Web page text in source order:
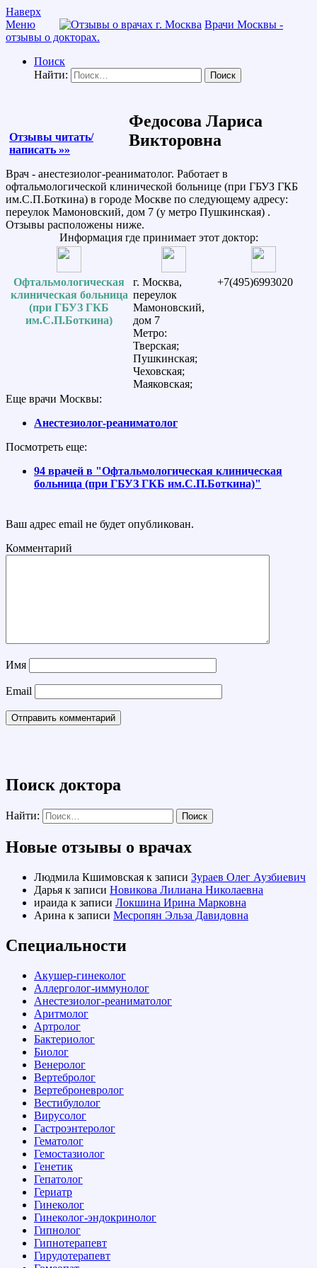
Наверх
Меню
Врачи Москвы -
отзывы о докторах.
Поиск
Найти:
Отзывы читать/
написать »»
Федосова Лариса
Викторовна
Врач - анестезиолог-реаниматолог. Работает в
офтальмологической клинической больнице (при ГБУЗ ГКБ
им.С.П.Боткина) в городе Москве по следующему адресу:
переулок Мамоновский, дом 7 (у метро Пушкинская) .
Отзывы расположены ниже.
Информация где принимает этот доктор:
Офтальмологическая
клиническая больница
(при ГБУЗ ГКБ
им.С.П.Боткина)
г. Москва,
переулок
Мамоновский,
дом 7
Метро:
Тверская;
Пушкинская;
Чеховская;
Маяковская;
+7(495)6993020
Еще врачи Москвы:
Анестезиолог-реаниматолог
Посмотреть еще:
94 врачей в "Офтальмологическая клиническая
больница (при ГБУЗ ГКБ им.С.П.Боткина)"
Ваш адрес email не будет опубликован.
Комментарий
Имя
Email
Поиск доктора
Найти:
Новые отзывы о врачах
Людмила Кшимовская к записи Зураев Олег Аузбиевич
Дарья к записи Новикова Лилиана Николаевна
ираида к записи Локшина Ирина Марковна
Арина к записи Месропян Эльза Давидовна
Специальности
Акушер-гинеколог
Аллерголог-иммунолог
Анестезиолог-реаниматолог
Аритмолог
Артролог
Бактериолог
Биолог
Венеролог
Вертебролог
Вертеброневролог
Вестибулолог
Вирусолог
Гастроэнтеролог
Гематолог
Гемостазиолог
Генетик
Гепатолог
Гериатр
Гинеколог
Гинеколог-эндокринолог
Гипнолог
Гипнотерапевт
Гирудотерапевт